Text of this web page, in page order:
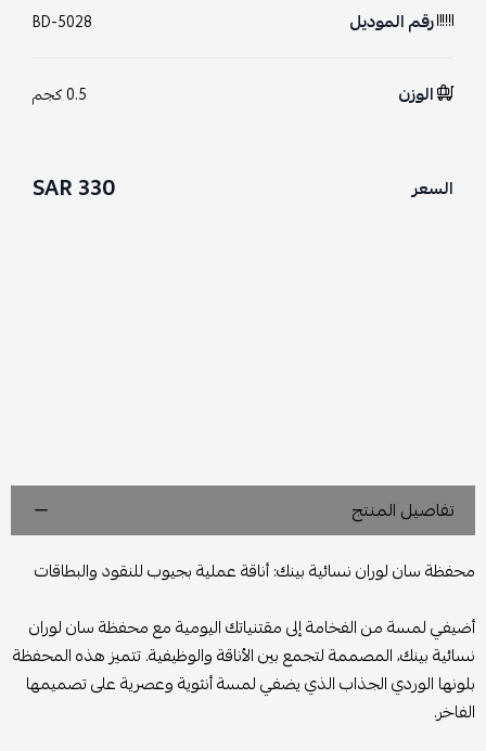
رقم الموديل BD-5028
الوزن 0.5 كجم
السعر 330 SAR
تفاصيل المنتج
محفظة سان لوران نسائية بينك: أناقة عملية بجيوب للنقود والبطاقات
أضيفي لمسة من الفخامة إلى مقتنياتك اليومية مع محفظة سان لوران
نسائية بينك، المصممة لتجمع بين الأناقة والوظيفية. تتميز هذه المحفظة
بلونها الوردي الجذاب الذي يضفي لمسة أنثوية وعصرية على تصميمها
الفاخر.